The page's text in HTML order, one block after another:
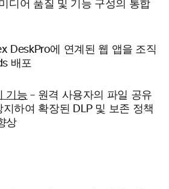
디어 품질 및 기능 구성의 통합
DeskPro에 연계된 웹 앱을 조직
배포
기능 – 원격 사용자의 파일 공유
하여 확장된 DLP 및 보존 정책
상